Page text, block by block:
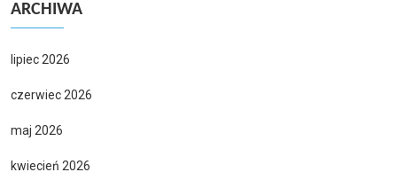
ARCHIWA
lipiec 2026
czerwiec 2026
maj 2026
kwiecień 2026